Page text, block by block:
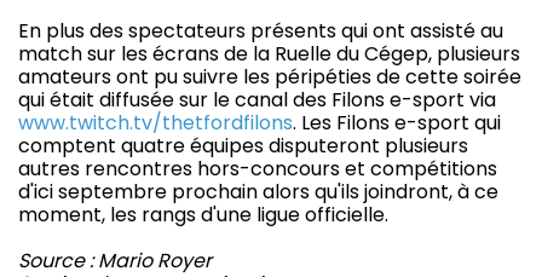
En plus des spectateurs présents qui ont assisté au
match sur les écrans de la Ruelle du Cégep, plusieurs
amateurs ont pu suivre les péripéties de cette soirée
qui était diffusée sur le canal des Filons e-sport via
www.twitch.tv/thetfordfilons. Les Filons e-sport qui
comptent quatre équipes disputeront plusieurs
autres rencontres hors-concours et compétitions
d'ici septembre prochain alors qu'ils joindront, à ce
moment, les rangs d'une ligue officielle.
Source : Mario Royer